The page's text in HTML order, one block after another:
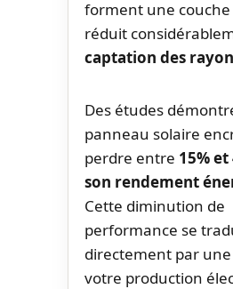
forment une
réduit
captation des
Des études
panneau solaire
perdre entre 15% et
son rendement
Cette diminution de
performance se
directement par une
votre production